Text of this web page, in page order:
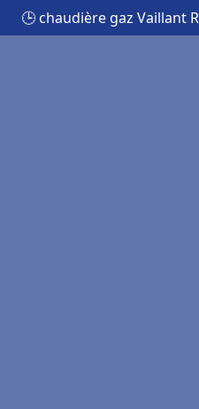
🕒 chaudière gaz Vaillant